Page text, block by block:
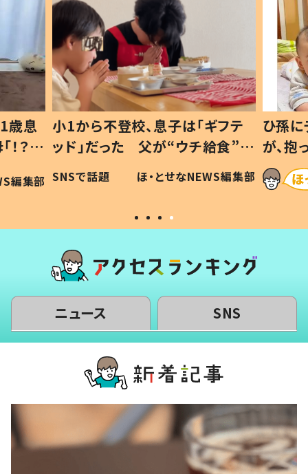
フテ
食”を
編集部
ひ孫にデレデレな80歳じいじ
が、抱っこすると…ひ孫の反応に
「涙が出ました」「可愛くて仕方な
い」
ほ・とせなNEWS編集部
ニュース SNS